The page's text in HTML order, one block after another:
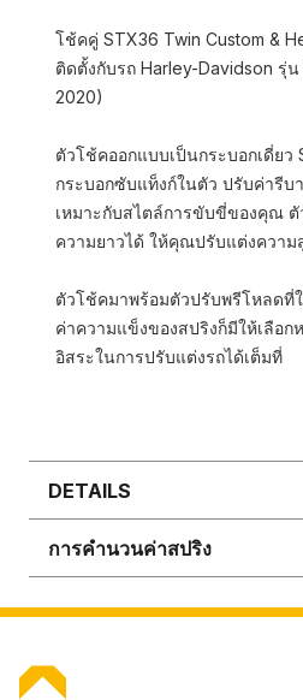
โช้คคู่ STX36 Twin Custom &
ติดตั้งกับรถ Harley-Davidson รุ่
2020)
ตัวโช้คออกแบบเป็นกระบอกเดี่ยว
กระบอกซับแท็งก์ในตัว ปรับค่ารีบ
เหมาะกับสไตล์การขับขี่ของคุณ
ความยาวได้ ให้คุณปรับแต่งความ
ตัวโช้คมาพร้อมตัวปรับพรีโหลดที่
ค่าความแข็งของสปริงก็มีให้เลือ
อิสระในการปรับแต่งรถได้เต็มที่
DETAILS
การคำนวนค่าสปริง